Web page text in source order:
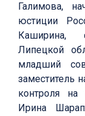
Галимова,
юстиции
Каширина,
Липецкой
младший
заместитель
контроля
Ирина